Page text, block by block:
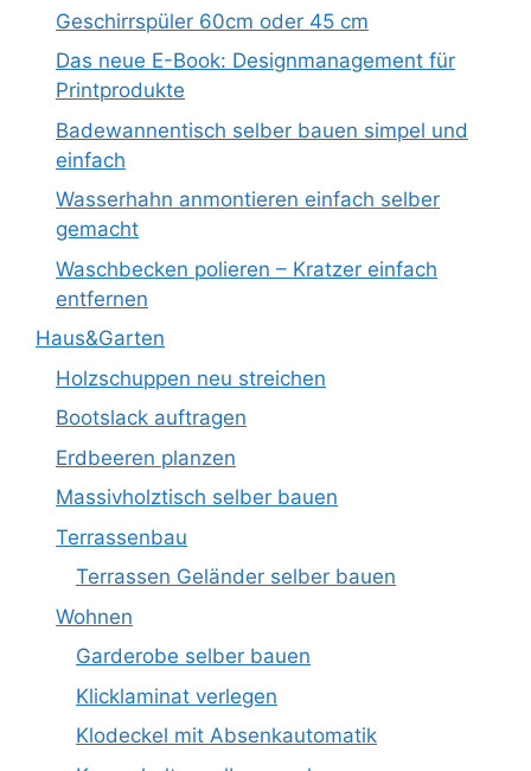
Geschirrspüler 60cm oder 45 cm
Das neue E-Book: Designmanagement für
Printprodukte
Badewannentisch selber bauen simpel und
einfach
Wasserhahn anmontieren einfach selber
gemacht
Waschbecken polieren – Kratzer einfach
entfernen
Haus&Garten
Holzschuppen neu streichen
Bootslack auftragen
Erdbeeren planzen
Massivholztisch selber bauen
Terrassenbau
Terrassen Geländer selber bauen
Wohnen
Garderobe selber bauen
Klicklaminat verlegen
Klodeckel mit Absenkautomatik